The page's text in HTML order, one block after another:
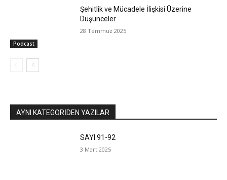
Podcast
Şehitlik ve Mücadele İlişkisi Üzerine
Düşünceler
28 Temmuz 2025
AYNI KATEGORIDEN YAZILAR
SAYI 91-92
3 Mart 2025